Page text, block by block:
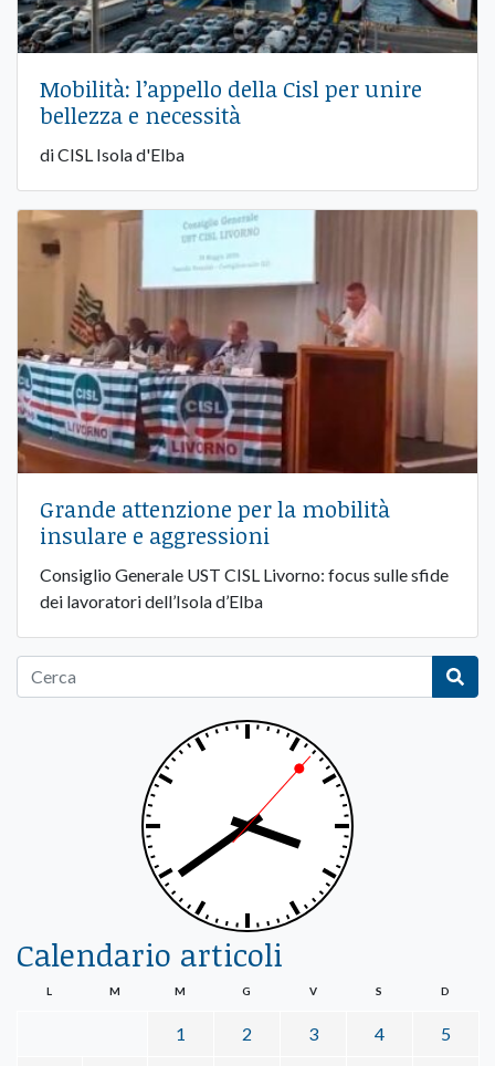
Mobilità: l’appello della Cisl per unire
bellezza e necessità
di CISL Isola d'Elba
Grande attenzione per la mobilità
insulare e aggressioni
Consiglio Generale UST CISL Livorno: focus sulle sfide
dei lavoratori dell’Isola d’Elba
Calendario articoli
L M M G V S D
1 2 3 4 5